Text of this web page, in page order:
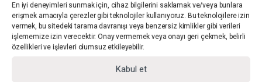
En iyi deneyimleri sunmak için, cihaz bilgilerini saklamak ve/veya bunlara
erişmek amacıyla çerezler gibi teknolojiler kullanıyoruz. Bu teknolojilere izin
vermek, bu sitedeki tarama davranışı veya benzersiz kimlikler gibi verileri
işlememize izin verecektir. Onay vermemek veya onayı geri çekmek, belirli
özellikleri ve işlevleri olumsuz etkileyebilir.
Kabul et
1 adet GDX Kumaş – Vesikalık Yeşil Renk Fon
Perde (135 × 200 cm)